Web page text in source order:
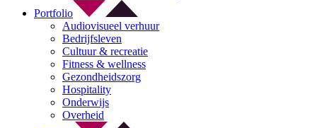
Portfolio
Audiovisueel verhuur
Bedrijfsleven
Cultuur & recreatie
Fitness & wellness
Gezondheidszorg
Hospitality
Onderwijs
Overheid